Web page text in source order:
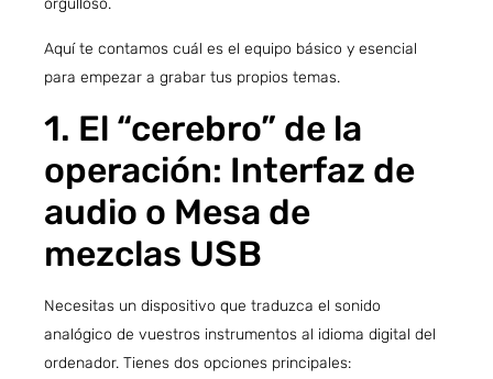
orgulloso.
Aquí te contamos cuál es el equipo básico y esencial
para empezar a grabar tus propios temas.
1. El “cerebro” de la
operación: Interfaz de
audio o Mesa de
mezclas USB
Necesitas un dispositivo que traduzca el sonido
analógico de vuestros instrumentos al idioma digital del
ordenador. Tienes dos opciones principales: